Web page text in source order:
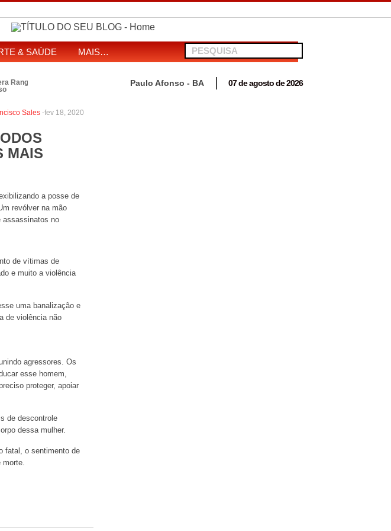
& SAÚDE MAIS…
Range Rover com restrição por estelionato em Antas
Paulo Afonso - BA 07 de agosto de 2026
fev 18, 2020
Sales -
MAIS
a posse de
revólver na mão
assassinatos no
de vítimas de
e muito a violência
uma banalização e
de violência não
agressores. Os
esse homem,
proteger, apoiar
de descontrole
dessa mulher.
fatal, o sentimento de
morte.